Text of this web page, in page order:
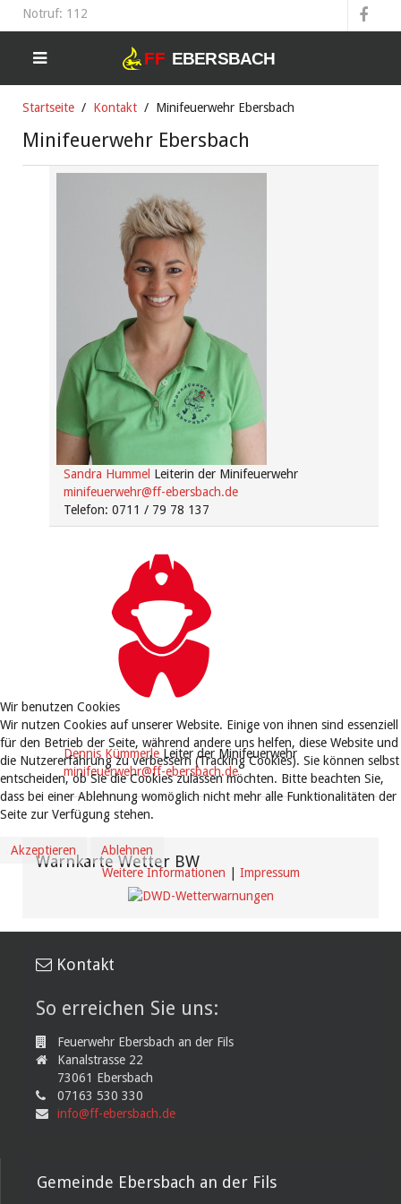
Notruf: 112
Startseite Kontakt Minifeuerwehr Ebersbach
Minifeuerwehr Ebersbach
Sandra Hummel Leiterin der Minifeuerwehr
minifeuerwehr@ff-ebersbach.de
Telefon: 0711 / 79 78 137
Dennis Kümmerle Leiter der Minifeuerwehr
minifeuerwehr@ff-ebersbach.de
Warnkarte Wetter BW
Kontakt
So erreichen Sie uns:
Feuerwehr Ebersbach an der Fils
Kanalstrasse 22
73061 Ebersbach
07163 530 330
info@ff-ebersbach.de
Gemeinde Ebersbach an der Fils
Wir benutzen Cookies
Wir nutzen Cookies auf unserer Website. Einige von ihnen sind essenziell
für den Betrieb der Seite, während andere uns helfen, diese Website und
die Nutzererfahrung zu verbessern (Tracking Cookies). Sie können selbst
entscheiden, ob Sie die Cookies zulassen möchten. Bitte beachten Sie,
dass bei einer Ablehnung womöglich nicht mehr alle Funktionalitäten der
Seite zur Verfügung stehen.
Akzeptieren
Ablehnen
Weitere Informationen
Impressum